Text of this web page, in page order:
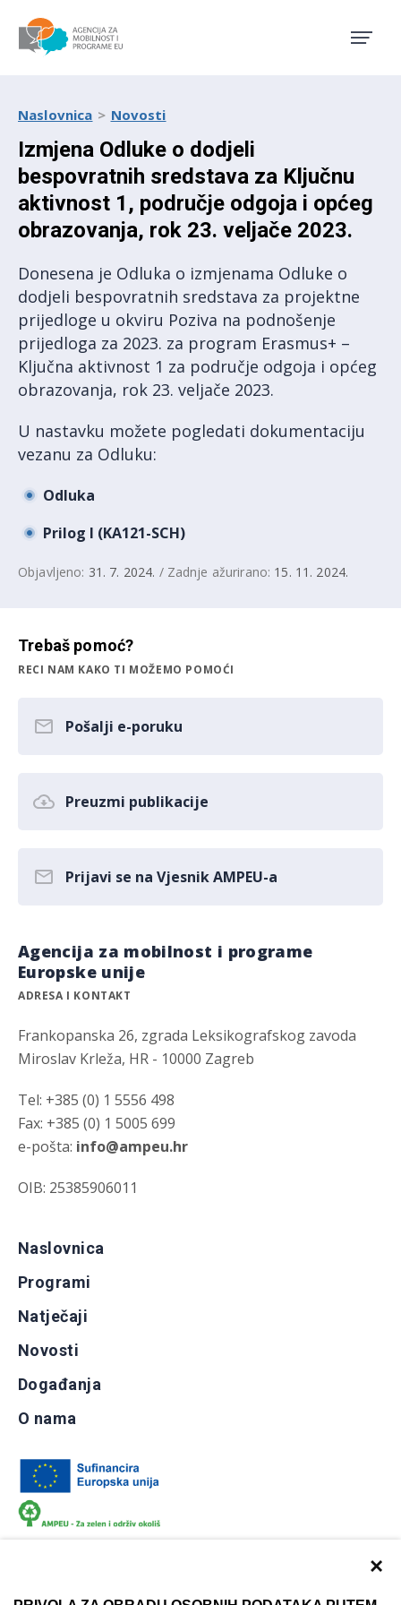
×
Naslovnica Novosti
Izmjena Odluke o dodjeli
bespovratnih sredstava za Ključnu
aktivnost 1, područje odgoja i općeg
obrazovanja, rok 23. veljače 2023.
Donesena je Odluka o izmjenama Odluke o
dodjeli bespovratnih sredstava za projektne
prijedloge u okviru Poziva na podnošenje
prijedloga za 2023. za program Erasmus+ –
Ključna aktivnost 1 za područje odgoja i općeg
obrazovanja, rok 23. veljače 2023.
U nastavku možete pogledati dokumentaciju
vezanu za Odluku:
Odluka
Prilog I (KA121-SCH)
Objavljeno: 31. 7. 2024. / Zadnje ažurirano: 15. 11. 2024.
Trebaš pomoć?
RECI NAM KAKO TI MOŽEMO POMOĆI
Pošalji e-poruku
Preuzmi publikacije
Prijavi se na Vjesnik AMPEU-a
Agencija za mobilnost i programe
Europske unije
ADRESA I KONTAKT
Frankopanska 26, zgrada Leksikografskog zavoda
Miroslav Krleža, HR - 10000 Zagreb
Tel: +385 (0) 1 5556 498
Fax: +385 (0) 1 5005 699
e-pošta: info@ampeu.hr
OIB: 25385906011
Naslovnica
Programi
Natječaji
Novosti
Događanja
O nama